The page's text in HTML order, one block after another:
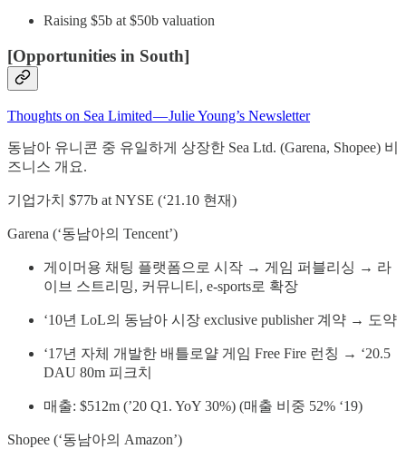
Raising $5b at $50b valuation
[Opportunities in South]
Thoughts on Sea Limited — Julie Young’s Newsletter
동남아 유니콘 중 유일하게 상장한 Sea Ltd. (Garena, Shopee) 비
즈니스 개요.
기업가치 $77b at NYSE (‘21.10 현재)
Garena (‘동남아의 Tencent’)
게이머용 채팅 플랫폼으로 시작 → 게임 퍼블리싱 → 라
이브 스트리밍, 커뮤니티, e-sports로 확장
‘10년 LoL의 동남아 시장 exclusive publisher 계약 → 도약
‘17년 자체 개발한 배틀로얄 게임 Free Fire 런칭 → ‘20.5
DAU 80m 피크치
매출: $512m (’20 Q1. YoY 30%) (매출 비중 52% ‘19)
Shopee (‘동남아의 Amazon’)